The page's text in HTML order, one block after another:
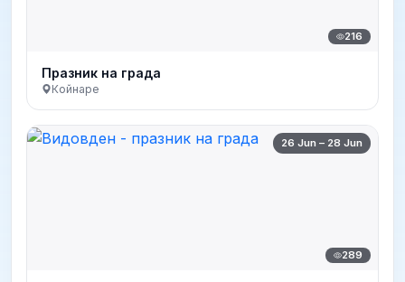
216
Празник на града
Койнаре
26 Jun – 28 Jun
289